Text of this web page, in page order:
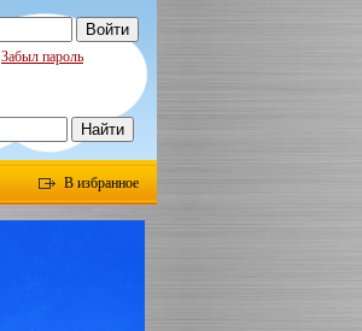
Забыл пароль
В избранное